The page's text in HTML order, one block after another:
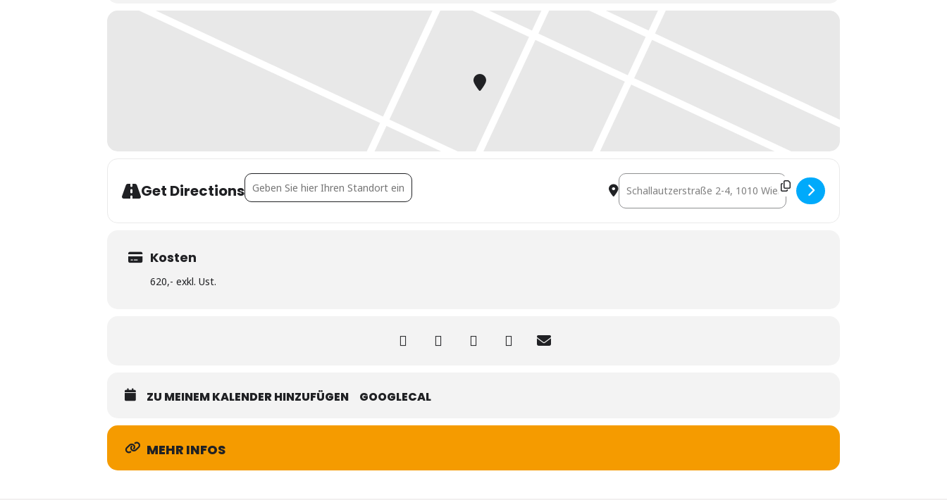
Get DirectionsAddress - Thementag Gebäudesicherheit [5f5rbSo4f] Destination Address - Thementag Gebäudesicherheit [LXBty3jJ7]
Kosten
620,- exkl. Ust.
ZU MEINEM KALENDER HINZUFÜGEN GOOGLECAL
MEHR INFOS